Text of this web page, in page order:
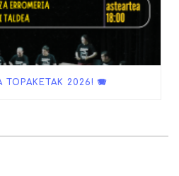
TOPAKETAK 2026! 🪗